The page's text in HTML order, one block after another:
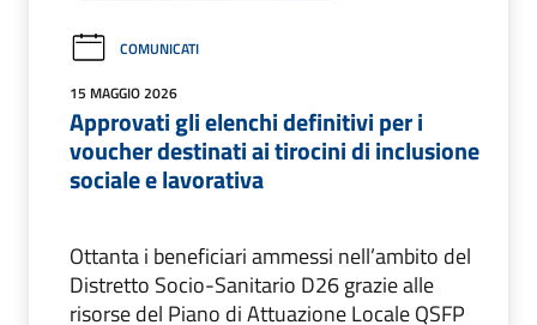
COMUNICATI
15 MAGGIO 2026
Approvati gli elenchi definitivi per i
voucher destinati ai tirocini di inclusione
sociale e lavorativa
Ottanta i beneficiari ammessi nell’ambito del
Distretto Socio-Sanitario D26 grazie alle
risorse del Piano di Attuazione Locale QSFP